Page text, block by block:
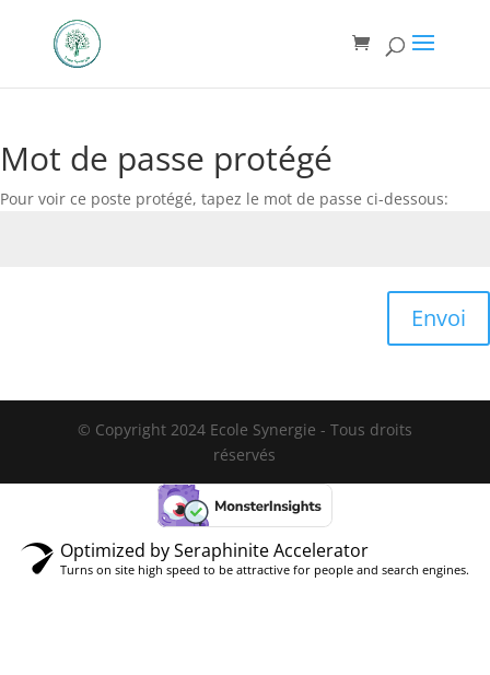
Mot de passe protégé
Pour voir ce poste protégé, tapez le mot de passe ci-dessous:
Envoi
© Copyright 2024 Ecole Synergie - Tous droits
réservés
Optimized by Seraphinite Accelerator
Turns on site high speed to be attractive for people and search engines.